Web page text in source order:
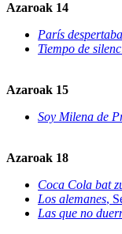
Azaroak 14
París
Tiempo de
Azaroak 15
Soy Milena de
Azaroak 18
Coca Cola bat
Los alemanes,
Las que no